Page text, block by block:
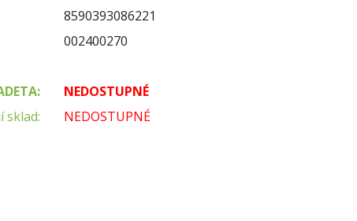
8590393086221
002400270
NEDOSTUPNÉ
sklad:
NEDOSTUPNÉ